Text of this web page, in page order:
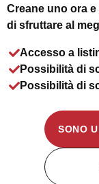
Creane uno ora
di sfruttare al
Accesso a
Possibilità di
Possibilità di
SONO